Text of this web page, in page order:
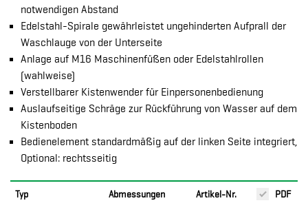
notwendigen Abstand
Edelstahl-Spirale gewährleistet ungehinderten Aufprall der
Waschlauge von der Unterseite
Anlage auf M16 Maschinenfüßen oder Edelstahlrollen
(wahlweise)
Verstellbarer Kistenwender für Einpersonenbedienung
Auslaufseitige Schräge zur Rückführung von Wasser auf dem
Kistenboden
Bedienelement standardmäßig auf der linken Seite integriert,
Optional: rechtsseitig
Typ
Abmessungen
Artikel-Nr.
PDF